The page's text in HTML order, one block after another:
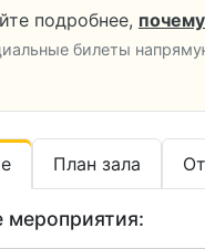
подробнее,
билеты
План зала